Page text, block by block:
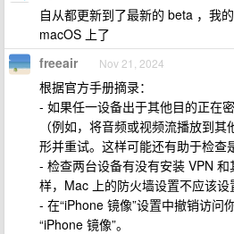
自从都更新到了最新的 beta ，我
macOS 上了
freeair Nov 21, 2024
根据官方手册摘录：
- 如果任一设备出于其他目的正在
（例如，将音频或视频流播放到
形并重试。这样可能还有助于检查
- 检查两台设备有没有安装 VPN
样，Mac 上的防火墙设置不应该设
- 在“iPhone 镜像”设置中撤销访问
“iPhone 镜像”。